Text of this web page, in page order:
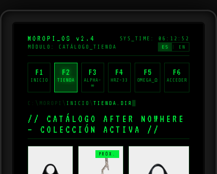
MOROPI_OS v2.4
SYS_TIME: 06:12:52
MÓDULO: CATÁLOGO_TIENDA
ES EN
F1
INICIO
F2
TIENDA
F3
ALPHA-
∞
F4
HRZ-33
F5
OMEGA_Ω
F6
ACCEDER
C:\MOROPI\ INICIO \ TIENDA.DIR
// CATÁLOGO AFTER NOWHERE
— COLECCIÓN ACTIVA //
PRÓX.